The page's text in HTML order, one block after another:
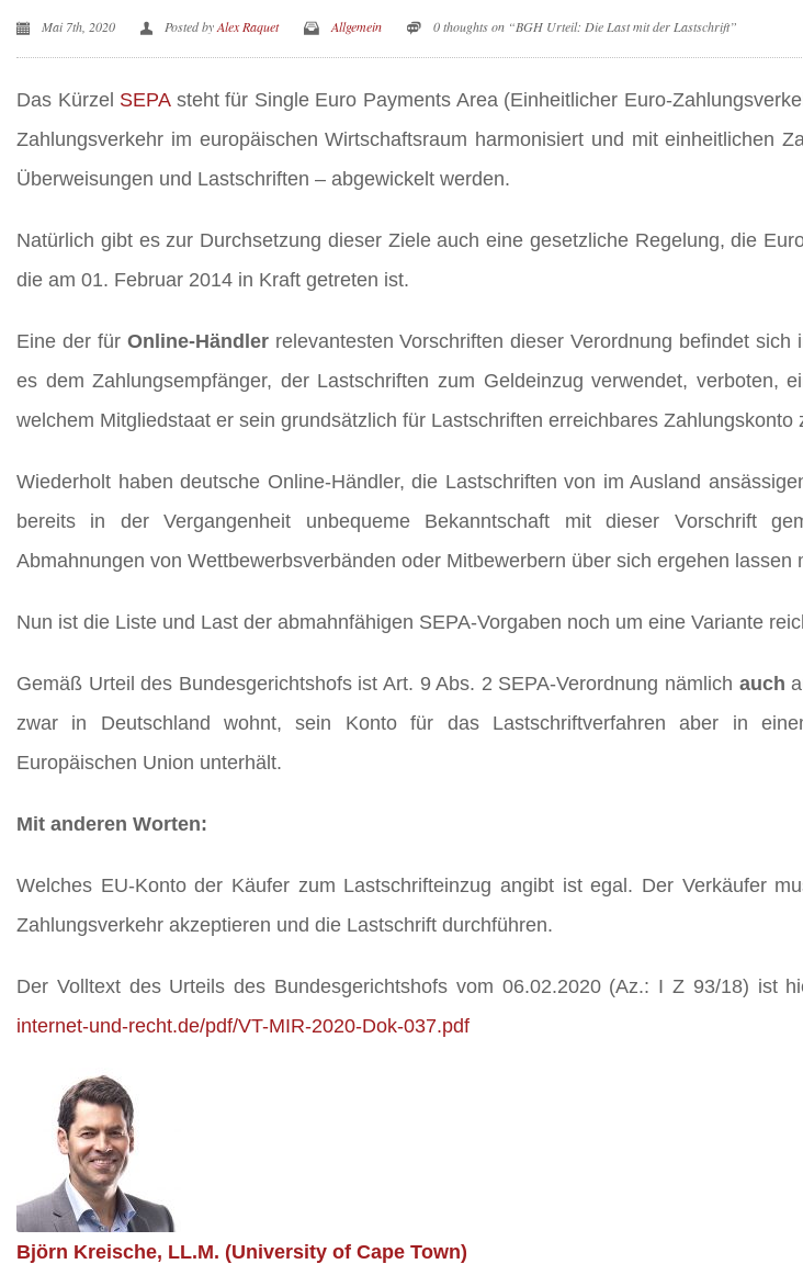
Mai 7th, 2020 Posted byAlex Raquet Allgemein 0 thoughts on “BGH Urteil: Die Last mit der Lastschrift”
Das Kürzel SEPAsteht für Single Euro Payments Area (Einheitlicher Euro-
Zahlungsverkehr im europäischen Wirtschaftsraum harmonisiert und mit einheitlichen
Überweisungen und Lastschriften – abgewickelt werden.
Natürlich gibt es zur Durchsetzung dieser Ziele auch eine gesetzliche Regelung, die
die am 01. Februar 2014 in Kraft getreten ist.
Eine der für Online-Händlerrelevantesten Vorschriften dieser Verordnung befindet sich
es dem Zahlungsempfänger, der Lastschriften zum Geldeinzug verwendet, verboten,
welchem Mitgliedstaat er sein grundsätzlich für Lastschriften erreichbares Zahlungskonto
Wiederholt haben deutsche Online-Händler, die Lastschriften von im Ausland
bereits in der Vergangenheit unbequeme Bekanntschaft mit dieser Vorschrift
Abmahnungen von Wettbewerbsverbänden oder Mitbewerbern über sich ergehen lassen
Nun ist die Liste und Last der abmahnfähigen SEPA-Vorgaben noch um eine Variante
Gemäß Urteil des Bundesgerichtshofs ist Art. 9 Abs. 2 SEPA-Verordnung nämlich auch
zwar in Deutschland wohnt, sein Konto für das Lastschriftverfahren aber in
Europäischen Union unterhält.
Mit anderen Worten:
Welches EU-Konto der Käufer zum Lastschrifteinzug angibt ist egal. Der Verkäufer
Zahlungsverkehr akzeptieren und die Lastschrift durchführen.
Der Volltext des Urteils des Bundesgerichtshofs vom 06.02.2020 (Az.: I Z 93/18) ist
internet-und-recht.de/pdf/VT-MIR-2020-Dok-037.pdf
Björn Kreische, LL.M. (University of Cape Town)